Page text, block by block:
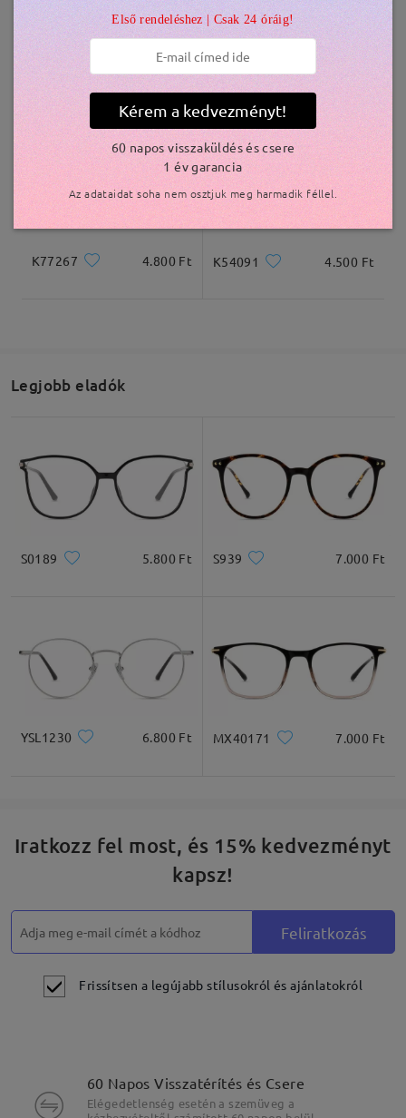
Kiszállítva
TR15636 6.000 Ft K48300 4.800 Ft
K77267 4.800 Ft K54091 4.500 Ft
Legjobb eladók
S0189 5.800 Ft S939 7.000 Ft
YSL1230 6.800 Ft MX40171 7.000 Ft
Iratkozz fel most, és 15% kedvezményt
kapsz!
Feliratkozás
Frissítsen a legújabb stílusokról és ajánlatokról
60 Napos Visszatérítés és Csere
Elégedetlenség esetén a szemüveg a
Első rendeléshez | Csak 24 óráig!
Kérem a kedvezményt!
60 napos visszaküldés és csere
1 év garancia
Az adataidat soha nem osztjuk meg harmadik féllel.